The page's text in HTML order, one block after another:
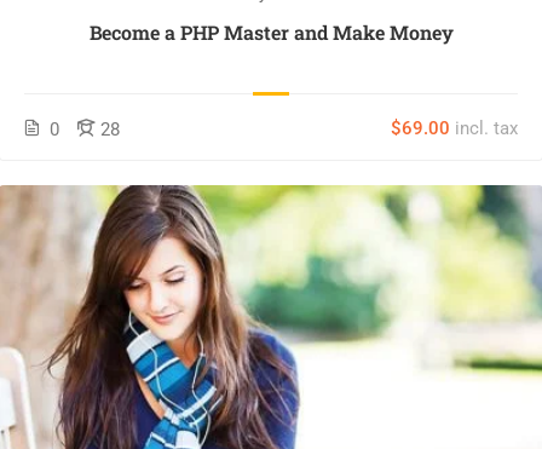
Become a PHP Master and Make Money
0 28 $69.00 incl. tax